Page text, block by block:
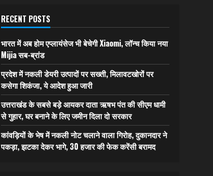
RECENT POSTS
भारत में अब होम एप्लायंसेज भी बेचेगी Xiaomi, लॉन्च किया नया
Mijia सब-ब्रांड
प्रदेश में नकली डेयरी उत्पादों पर सख्ती, मिलावटखोरों पर
कसेगा शिकंजा, ये आदेश हुआ जारी
उत्तराखंड के सबसे बड़े आयकर दाता ऋषभ पंत की सीएम धामी
से गुहार, घर बनाने के लिए जमीन दिला दो सरकार
कांवड़ियों के भेष में नकली नोट चलाने वाला गिरोह, दुकानदार ने
पकड़ा, झटका देकर भागे, 30 हजार की फेक करेंसी बरामद